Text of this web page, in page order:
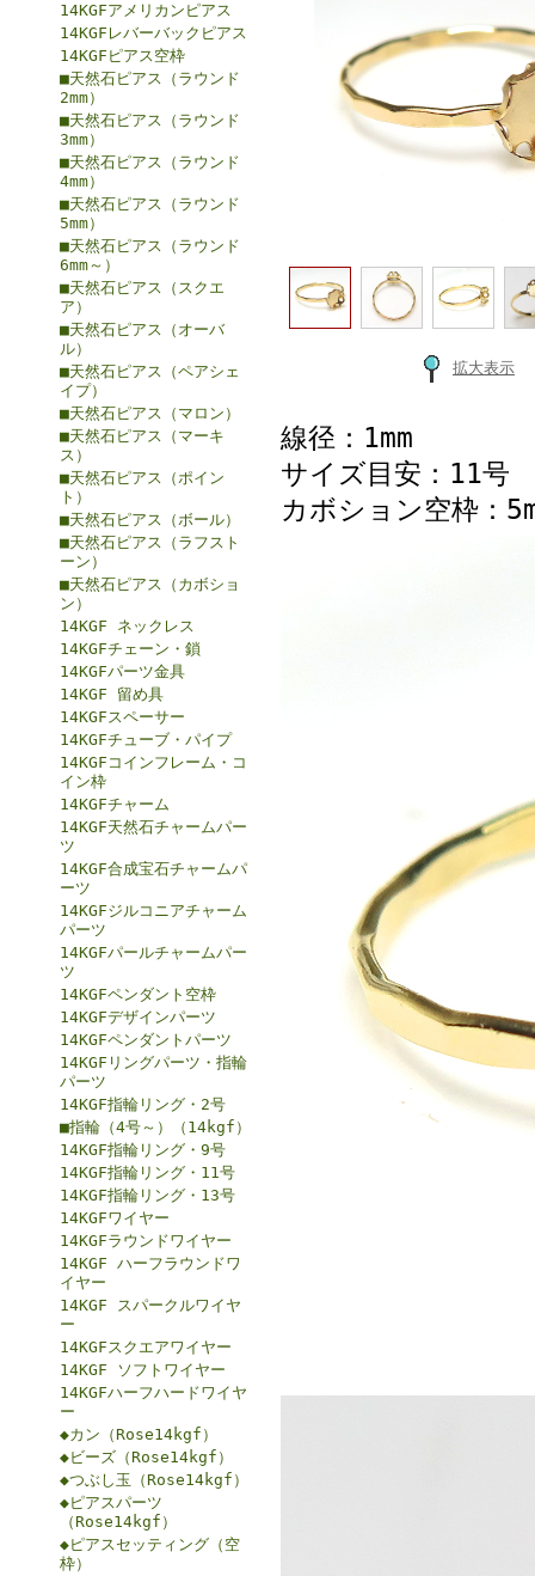
14KGFアメリカンピアス
14KGFレバーバックピアス
14KGFピアス空枠
■天然石ピアス（ラウンド
2mm）
■天然石ピアス（ラウンド
3mm）
■天然石ピアス（ラウンド
4mm）
■天然石ピアス（ラウンド
5mm）
■天然石ピアス（ラウンド
6mm～）
■天然石ピアス（スクエ
ア）
■天然石ピアス（オーバ
ル）
■天然石ピアス（ペアシェ
イプ）
■天然石ピアス（マロン）
■天然石ピアス（マーキ
ス）
■天然石ピアス（ポイン
ト）
■天然石ピアス（ボール）
■天然石ピアス（ラフスト
ーン）
■天然石ピアス（カボショ
ン）
14KGF ネックレス
14KGFチェーン・鎖
14KGFパーツ金具
14KGF 留め具
14KGFスペーサー
14KGFチューブ・パイプ
14KGFコインフレーム・コ
イン枠
14KGFチャーム
14KGF天然石チャームパー
ツ
14KGF合成宝石チャームパ
ーツ
14KGFジルコニアチャーム
パーツ
14KGFパールチャームパー
ツ
14KGFペンダント空枠
14KGFデザインパーツ
14KGFペンダントパーツ
14KGFリングパーツ・指輪
パーツ
14KGF指輪リング・2号
■指輪（4号～）（14kgf）
14KGF指輪リング・9号
14KGF指輪リング・11号
14KGF指輪リング・13号
14KGFワイヤー
14KGFラウンドワイヤー
14KGF ハーフラウンドワ
イヤー
14KGF スパークルワイヤ
ー
14KGFスクエアワイヤー
14KGF ソフトワイヤー
14KGFハーフハードワイヤ
ー
◆カン（Rose14kgf）
◆ビーズ（Rose14kgf）
◆つぶし玉（Rose14kgf）
◆ピアスパーツ
（Rose14kgf）
◆ピアスセッティング（空
枠）
拡大表示
線径：1mm
サイズ目安：11号
カボション空枠：